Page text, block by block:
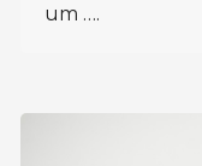
um ….